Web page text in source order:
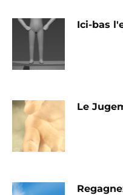
Ici-bas
Le